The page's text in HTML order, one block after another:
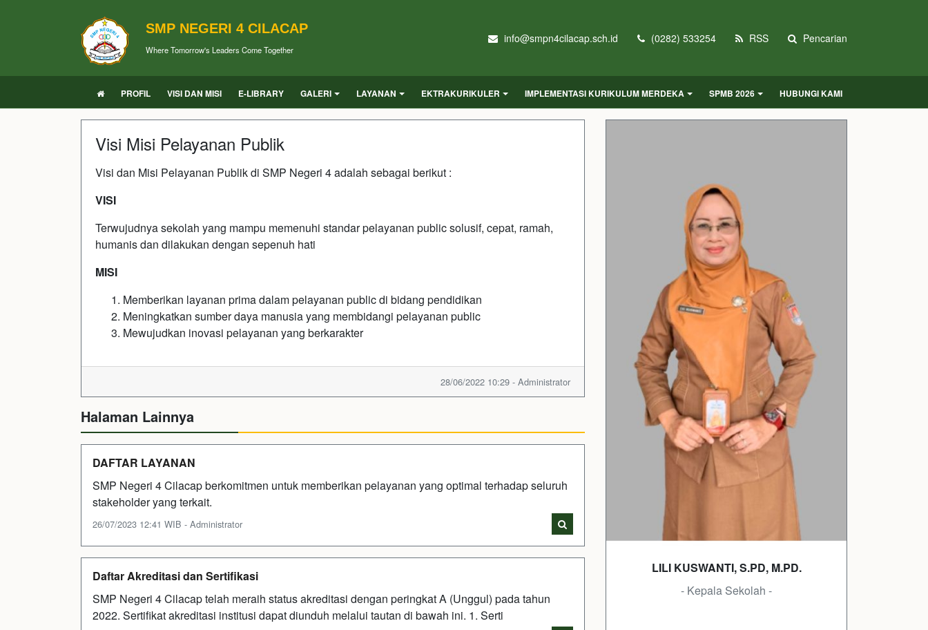
SMP NEGERI 4 CILACAP
Where Tomorrow's Leaders Come Together
info@smpn4cilacap.sch.id (0282) 533254 RSS Pencarian
PROFIL VISI DAN MISI E-LIBRARY GALERI LAYANAN EKTRAKURIKULER IMPLEMENTASI KURIKULUM MERDEKA SPMB 2026 HUBUNGI KAMI
Visi Misi Pelayanan Publik
Visi dan Misi Pelayanan Publik di SMP Negeri 4 adalah sebagai berikut :
VISI
Terwujudnya sekolah yang mampu memenuhi standar pelayanan public solusif, cepat, ramah,
humanis dan dilakukan dengan sepenuh hati
MISI
Memberikan layanan prima dalam pelayanan public di bidang pendidikan
Meningkatkan sumber daya manusia yang membidangi pelayanan public
Mewujudkan inovasi pelayanan yang berkarakter
28/06/2022 10:29 - Administrator
Halaman Lainnya
DAFTAR LAYANAN
SMP Negeri 4 Cilacap berkomitmen untuk memberikan pelayanan yang optimal terhadap seluruh
stakeholder yang terkait.
26/07/2023 12:41 WIB - Administrator
Daftar Akreditasi dan Sertifikasi
SMP Negeri 4 Cilacap telah meraih status akreditasi dengan peringkat A (Unggul) pada tahun
2022. Sertifikat akreditasi institusi dapat diunduh melalui tautan di bawah ini. 1. Serti
LILI KUSWANTI, S.PD, M.PD.
- Kepala Sekolah -